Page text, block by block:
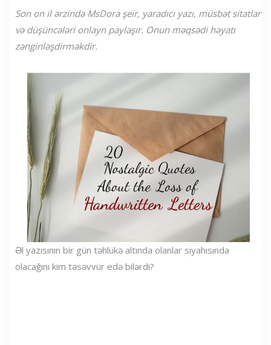
Son on il ərzində MsDora şeir, yaradıcı yazı, müsbət sitatlar
və düşüncələri onlayn paylaşır. Onun məqsədi həyatı
zənginləşdirməkdir.
Əl yazısının bir gün təhlükə altında olanlar siyahısında
olacağını kim təsəvvür edə bilərdi?